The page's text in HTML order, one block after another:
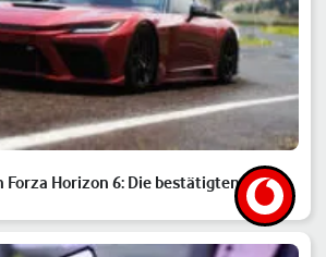
Horizon 6: Die bestätigten